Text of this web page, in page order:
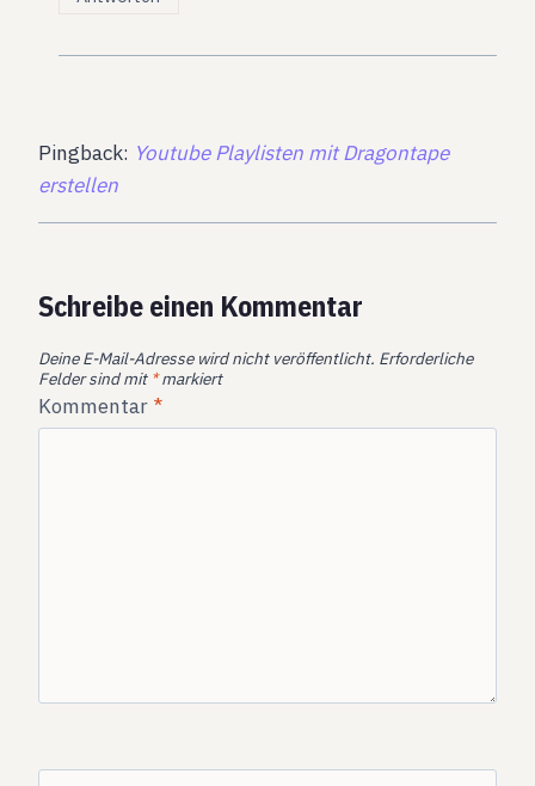
Pingback: Youtube Playlisten mit Dragontape
erstellen
Schreibe einen Kommentar
Deine E-Mail-Adresse wird nicht veröffentlicht. Erforderliche
Felder sind mit *markiert
Kommentar *